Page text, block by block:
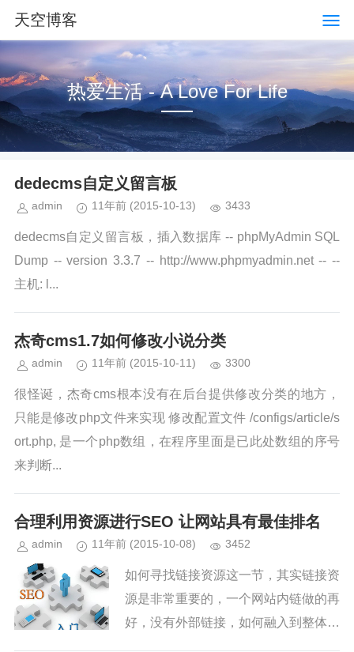
天空博客
热爱生活 - A Love For Life
dedecms自定义留言板
admin 11年前 (2015-10-13) 3433
dedecms自定义留言板，插入数据库 -- phpMyAdmin SQL
Dump -- version 3.3.7 -- http://www.phpmyadmin.net -- --
主机: l...
杰奇cms1.7如何修改小说分类
admin 11年前 (2015-10-11) 3300
很怪诞，杰奇cms根本没有在后台提供修改分类的地方，
只能是修改php文件来实现 修改配置文件 /configs/article/s
ort.php, 是一个php数组，在程序里面是已此处数组的序号
来判断...
合理利用资源进行SEO 让网站具有最佳排名
admin 11年前 (2015-10-08) 3452
如何寻找链接资源这一节，其实链接资
源是非常重要的，一个网站内链做的再
好，没有外部链接，如何融入到整体互